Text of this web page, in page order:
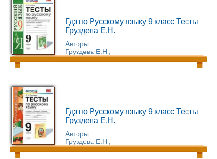
Гдз по Русскому языку 9 класс Тесты
Груздева Е.Н.
Авторы:
Груздева Е.Н.,
Гдз по Русскому языку 9 класс Тесты
Груздева Е.Н.
Авторы:
Груздева Е.Н.,